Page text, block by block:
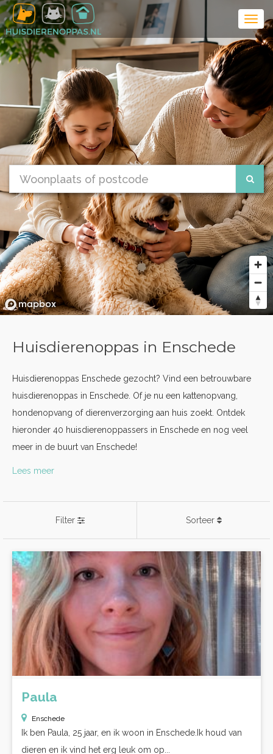
Huisdierenoppas in Enschede
Huisdierenoppas Enschede gezocht? Vind een betrouwbare
huisdierenoppas in Enschede. Of je nu een kattenopvang,
hondenopvang of dierenverzorging aan huis zoekt. Ontdek
hieronder 40 huisdierenoppassers in Enschede en nog veel
meer in de buurt van Enschede!
Lees meer
Filter Sorteer
Paula
Enschede
Ik ben Paula, 25 jaar, en ik woon in Enschede.Ik houd van
dieren en ik vind het erg leuk om op...